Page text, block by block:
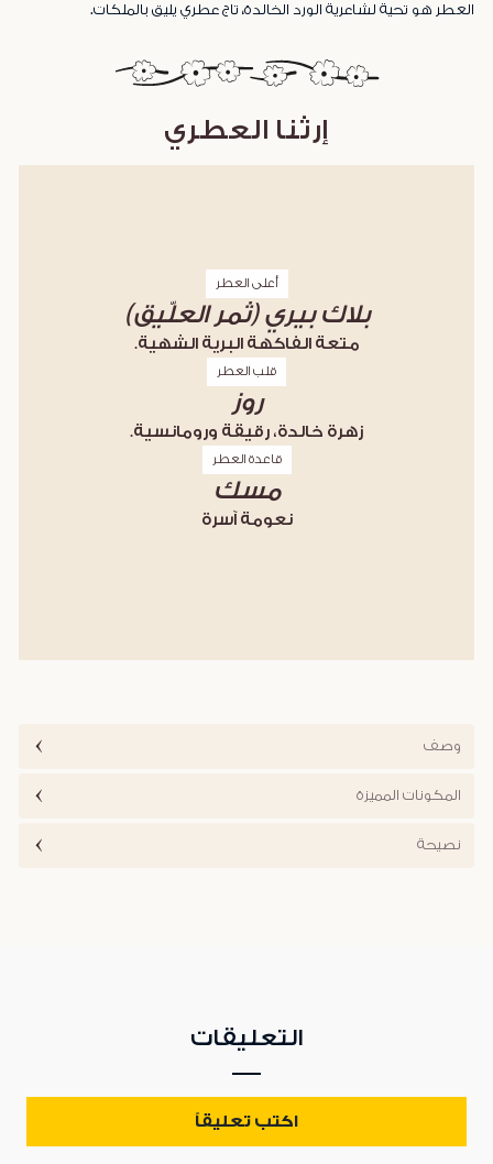
العطر هو تحية لشاعرية الورد الخالدة، تاج عطري يليق بالملكات.
إرثنا العطري
أعلى العطر
بلاك بيري (ثمر العلّيق)
متعة الفاكهة البرية الشهية.
قلب العطر
روز
زهرة خالدة، رقيقة ورومانسية.
قاعدة العطر
مسك
نعومة آسرة
وصف
المكونات المميزة
نصيحة
التعليقات
اكتب تعليقاً